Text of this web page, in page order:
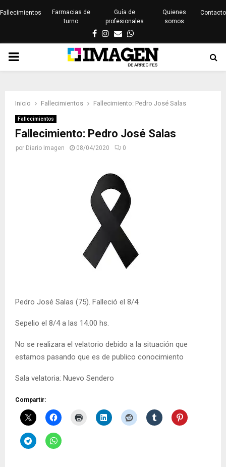
Fallecimientos
Farmacias de
turno
Guía de
profesionales
Quienes
somos
Contacto
Facebook
Instagram
EmailWhatsapp
PRIMARY
Inicio Fallecimientos Fallecimiento: Pedro José Salas
Fallecimientos
Fallecimiento: Pedro José Salas
por Diario Imagen 08/04/2020 0
Pedro José Salas (75). Falleció el 8/4.
Sepelio el 8/4 a las 14.00 hs.
No se realizara el velatorio debido a la situación que
estamos pasando que es de publico conocimiento
Sala velatoria: Nuevo Sendero
Compartir: